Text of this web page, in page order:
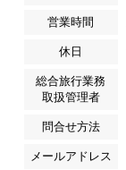
営業時間
休日
総合旅行業務
取扱管理者
問合せ方法
メールアドレス